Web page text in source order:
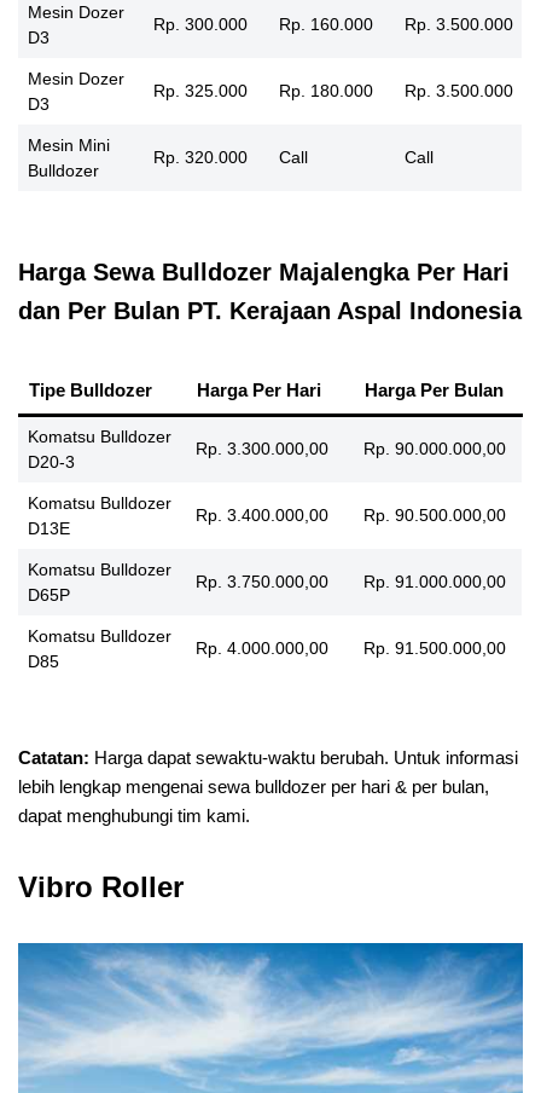
Mesin Dozer
D3
Rp. 300.000 Rp. 160.000 Rp. 3.500.000
Mesin Dozer
D3
Rp. 325.000 Rp. 180.000 Rp. 3.500.000
Mesin Mini
Bulldozer
Rp. 320.000 Call Call
Harga Sewa Bulldozer Majalengka Per Hari
dan Per Bulan PT. Kerajaan Aspal Indonesia
Tipe Bulldozer Harga Per Hari Harga Per Bulan
Komatsu Bulldozer
D20-3
Rp. 3.300.000,00 Rp. 90.000.000,00
Komatsu Bulldozer
D13E
Rp. 3.400.000,00 Rp. 90.500.000,00
Komatsu Bulldozer
D65P
Rp. 3.750.000,00 Rp. 91.000.000,00
Komatsu Bulldozer
D85
Rp. 4.000.000,00 Rp. 91.500.000,00
Catatan: Harga dapat sewaktu-waktu berubah. Untuk informasi
lebih lengkap mengenai sewa bulldozer per hari & per bulan,
dapat menghubungi tim kami.
Vibro Roller